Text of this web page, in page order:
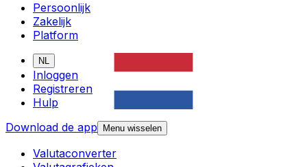
Persoonlijk
Zakelijk
Platform
NL
Inloggen
Registreren
Hulp
Download de app
Menu wisselen
Valutaconverter